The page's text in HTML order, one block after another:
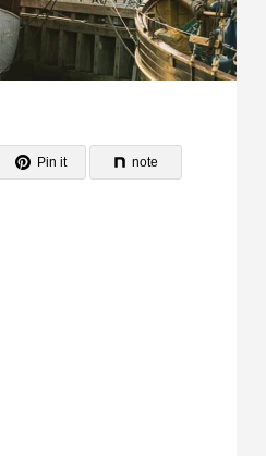
2022.03.23
Pin it note